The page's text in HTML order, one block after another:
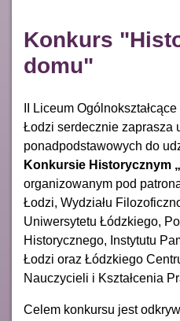
Konkurs
domu"
II Liceum
Łodzi serdecznie zaprasza
ponadpodstawowych do
Konkursie Historycznym
organizowanym pod
Łodzi, Wydziału
Uniwersytetu Łódzkiego,
Historycznego, Instytutu
Łodzi oraz Łódzkiego
Nauczycieli i Kształcenia
Celem konkursu jest